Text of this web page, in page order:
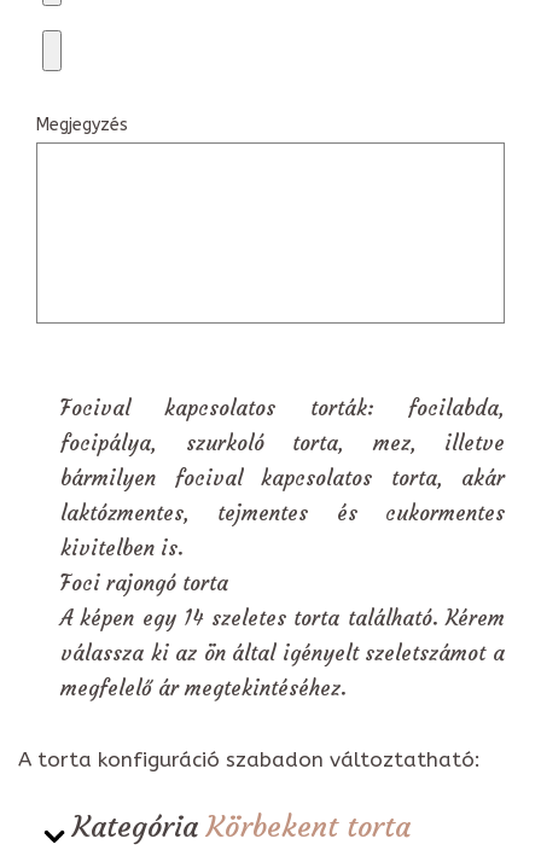
Megjegyzés
Focival kapcsolatos torták: focilabda,
focipálya, szurkoló torta, mez, illetve
bármilyen focival kapcsolatos torta, akár
laktózmentes, tejmentes és cukormentes
kivitelben is.
Foci rajongó torta
A képen egy 14 szeletes torta található. Kérem
válassza ki az ön által igényelt szeletszámot a
megfelelő ár megtekintéséhez.
A torta konfiguráció szabadon változtatható:
KategóriaKörbekent torta